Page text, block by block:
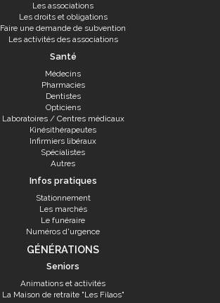
Les associations
Les droits et obligations
Faire une demande de subvention
Les activités des associations
Santé
Médecins
Pharmacies
Dentistes
Opticiens
Laboratoires / Centres médicaux
Kinésithérapeutes
Infirmiers libéraux
Spécialistes
Autres
Infos pratiques
Stationnement
Les marchés
Le funéraire
Numéros d'urgence
GÉNÉRATIONS
Seniors
Animations et activités
La Maison de retraite "Les Filaos"